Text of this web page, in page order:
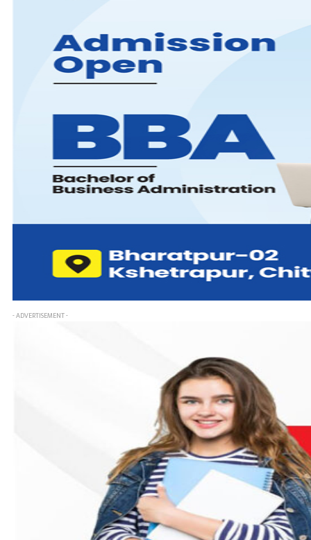
- ADVERTISEMENT -